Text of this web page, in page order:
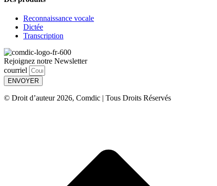
Reconnaissance vocale
Dictée
Transcription
Rejoignez notre Newsletter
courriel
ENVOYER
© Droit d’auteur 2026, Comdic | Tous Droits Réservés